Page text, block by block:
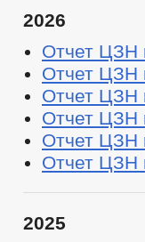
2026
Отчет ЦЗН
Отчет ЦЗН
Отчет ЦЗН
Отчет ЦЗН
Отчет ЦЗН
Отчет ЦЗН
2025